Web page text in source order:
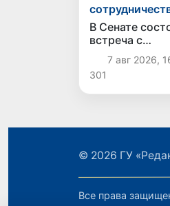
В Сенате
встреча с
7 авг 2026,
301
© 2026 ГУ
Все права